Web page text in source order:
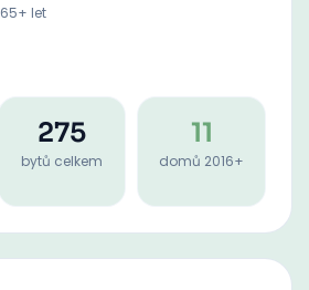
65+ let
275
bytů celkem
11
domů 2016+